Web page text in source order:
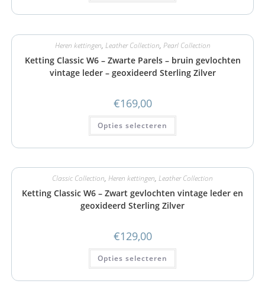
Heren kettingen, Leather Collection, Pearl Collection
Ketting Classic W6 – Zwarte Parels – bruin gevlochten
vintage leder – geoxideerd Sterling Zilver
€169,00
Opties selecteren
Classic Collection, Heren kettingen, Leather Collection
Ketting Classic W6 – Zwart gevlochten vintage leder en
geoxideerd Sterling Zilver
€129,00
Opties selecteren